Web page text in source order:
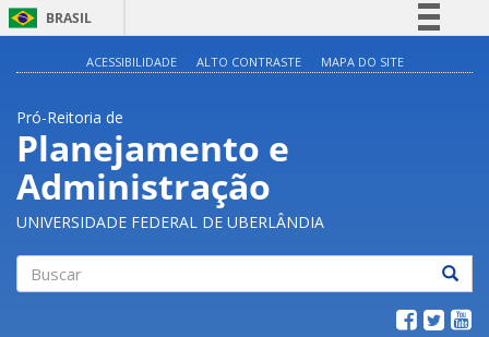
BRASIL
Acesso à informação
ACESSIBILIDADE ALTO CONTRASTE MAPA DO SITE
Pró-Reitoria de
Planejamento e
Administração
UNIVERSIDADE FEDERAL DE UBERLÂNDIA